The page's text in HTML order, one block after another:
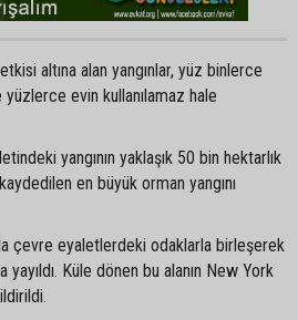
altına alan yangınlar, yüz binlerce
evin kullanılamaz hale
yangının yaklaşık 50 bin hektarlık
en büyük orman yangını
çevre eyaletlerdeki odaklarla birleşerek
Küle dönen bu alanın New York